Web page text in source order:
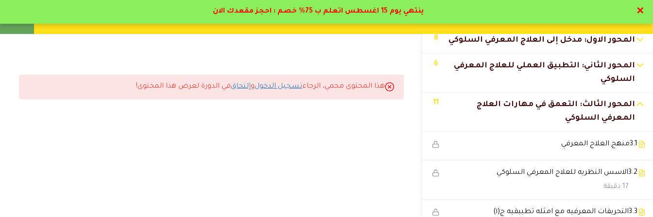
تواصل معنا تحقق
المحور الاول: مدخل إلى العلاج المعرفي السلوكي 8
المحور الثاني: التطبيق العملي للعلاج المعرفي
السلوكي
6
المحور الثالث: التعمق في مهارات العلاج
المعرفي السلوكي
11
3.1منهج العلاج المعرفي
3.2الاسس النظريه للعلاج المعرفي السلوكي
17 دقيقة
3.3التحريفات المعرفيه مع امثله تطبيقيه ج(١)
هذا المحتوى محمي، الرجاءتسجيل الدخولوإلتحاقفي الدورة لعرض هذا المحتوى!
التعليقات
سلطان الدوسري
ينتهي يوم 15 اغسطس اتعلم ب 75% خصم : احجز مقعدك الان ✕